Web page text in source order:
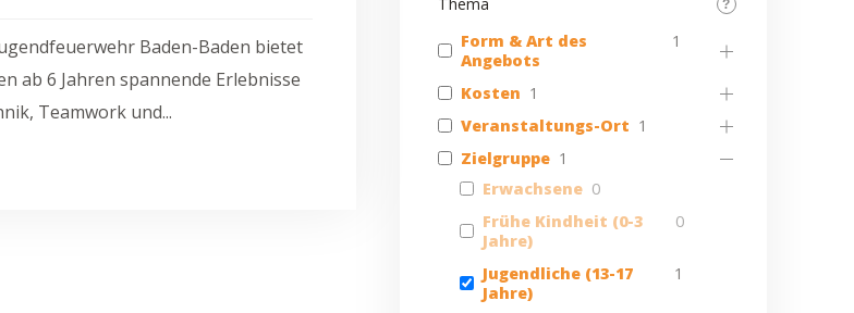
Baden-Baden bietet
ab 6 Jahren spannende Erlebnisse
Teamwork und...
Form & Art des
Angebots
1
Kosten 1
Veranstaltungs-Ort 1
Zielgruppe 1
Erwachsene 0
Frühe Kindheit (0-3
Jahre)
0
Jugendliche (13-17
Jahre)
1